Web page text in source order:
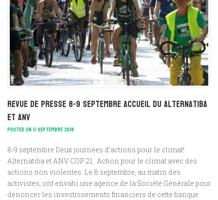
Revue de presse 8-9 septembre Accueil du Alternatiba
et ANV
POSTED ON 11 SEPTEMBRE 2018
8-9 septembre Deux journées d’actions pour le climat!
Alternatiba et ANV COP 21 : Action pour le climat avec des
actions non violentes: Le 8 septembre, au matin des
activistes, ont envahi une agence de la Société Générale pour
dénoncer les investissements financiers de cette banque